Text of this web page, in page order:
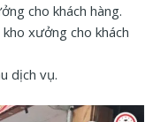
cho khách hàng.
xưởng cho khách
dịch vụ.